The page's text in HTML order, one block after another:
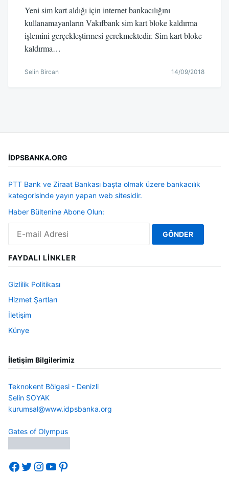
Yeni sim kart aldığı için internet bankacılığını
kullanamayanların Vakıfbank sim kart bloke kaldırma
işlemini gerçekleştirmesi gerekmektedir. Sim kart bloke
kaldırma…
Selin Bircan 14/09/2018
İDPSBANKA.ORG
PTT Bank ve Ziraat Bankası başta olmak üzere bankacılık
kategorisinde yayın yapan web sitesidir.
Haber Bültenine Abone Olun:
FAYDALI LINKLER
Gizlilik Politikası
Hizmet Şartları
İletişim
Künye
İletişim Bilgilerimiz
Teknokent Bölgesi - Denizli
Selin SOYAK
kurumsal@www.idpsbanka.org
Gates of Olympus
Facebook
Twitter
Instagram
YouTube
Pinterest